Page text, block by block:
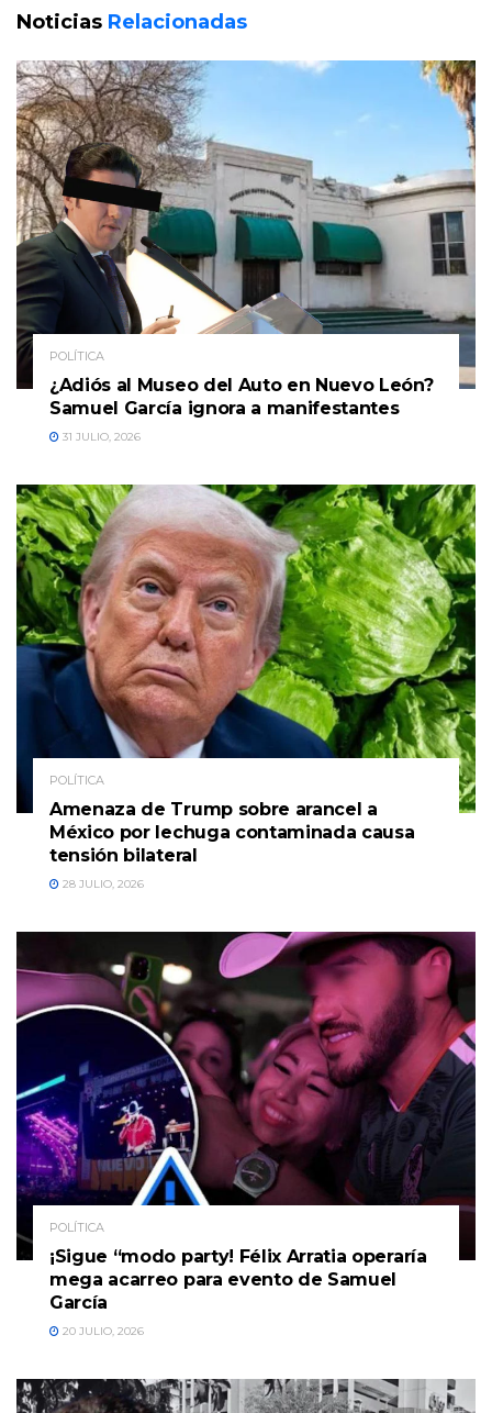
Noticias Relacionadas
POLÍTICA
¿Adiós al Museo del Auto en Nuevo León?
Samuel García ignora a manifestantes
31 JULIO, 2026
POLÍTICA
Amenaza de Trump sobre arancel a
México por lechuga contaminada causa
tensión bilateral
28 JULIO, 2026
POLÍTICA
¡Sigue “modo party! Félix Arratia operaría
mega acarreo para evento de Samuel
García
20 JULIO, 2026